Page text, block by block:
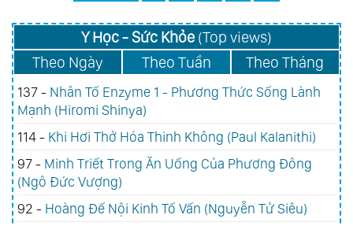
Y Học - Sức Khỏe(Top views)
Theo Ngày
Theo Tuần Theo Tháng
137 - Nhân Tố Enzyme 1 - Phương Thức Sống Lành
Mạnh (Hiromi Shinya)
114 - Khi Hơi Thở Hóa Thinh Không (Paul Kalanithi)
97 - Minh Triết Trong Ăn Uống Của Phương Đông
(Ngô Đức Vượng)
92 - Hoàng Đế Nội Kinh Tố Vấn (Nguyễn Tử Siêu)